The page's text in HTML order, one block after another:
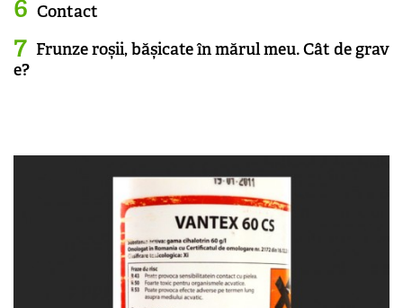
Contact
Frunze roșii, bășicate în mărul meu. Cât de grav
e?